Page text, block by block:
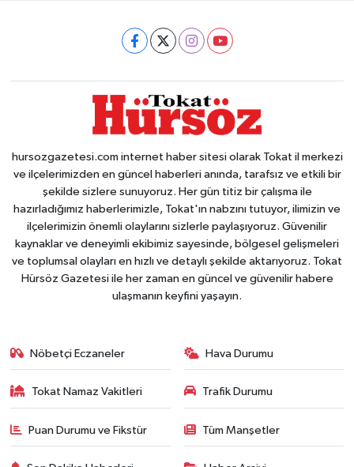
hursozgazetesi.com internet haber sitesi olarak Tokat il merkezi
ve ilçelerimizden en güncel haberleri anında, tarafsız ve etkili bir
şekilde sizlere sunuyoruz. Her gün titiz bir çalışma ile
hazırladığımız haberlerimizle, Tokat'ın nabzını tutuyor, ilimizin ve
ilçelerimizin önemli olaylarını sizlerle paylaşıyoruz. Güvenilir
kaynaklar ve deneyimli ekibimiz sayesinde, bölgesel gelişmeleri
ve toplumsal olayları en hızlı ve detaylı şekilde aktarıyoruz. Tokat
Hürsöz Gazetesi ile her zaman en güncel ve güvenilir habere
ulaşmanın keyfini yaşayın.
Nöbetçi Eczaneler Hava Durumu
Tokat Namaz Vakitleri Trafik Durumu
Puan Durumu ve Fikstür Tüm Manşetler